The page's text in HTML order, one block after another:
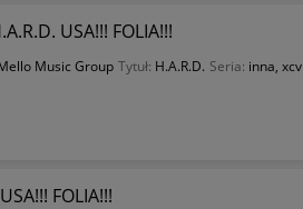
USA!!! FOLIA!!!
Music Group Tytuł: H.A.R.D. Seria: inna, xcv
FOLIA!!!